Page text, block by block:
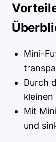
Mini-
Durch
kleinen
Mit
und